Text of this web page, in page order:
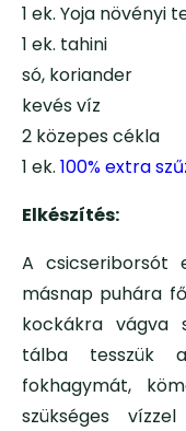
1 ek. Yoja növényi
1 ek. tahini
só, koriander
kevés víz
2 közepes cékla
1 ek. 100% extra
Elkészítés:
A csicseriborsót
másnap puhára
kockákra vágva
tálba tesszük
fokhagymát,
szükséges